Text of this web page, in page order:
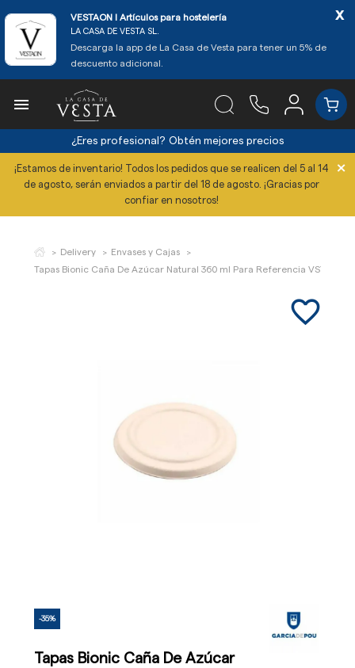
VESTAON l Artículos para hostelería
LA CASA DE VESTA SL.
Descarga la app de La Casa de Vesta para tener un 5% de
descuento adicional.
x

¿Eres profesional? Obtén mejores precios
¡Estamos de inventario! Todos los pedidos que se realicen del 5 al 14
de agosto, serán enviados a partir del 18 de agosto. ¡Gracias por
confiar en nosotros!
×
Delivery
Envases y Cajas
Tapas Bionic Caña De Azúcar Natural 360 ml Para Referencia VST5339 y
favorite_border
-35%
Tapas Bionic Caña De Azúcar